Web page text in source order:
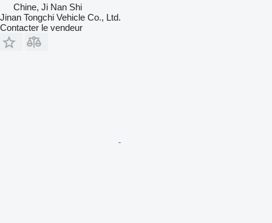
Chine, Ji Nan Shi
Jinan Tongchi Vehicle Co., Ltd.
Contacter le vendeur